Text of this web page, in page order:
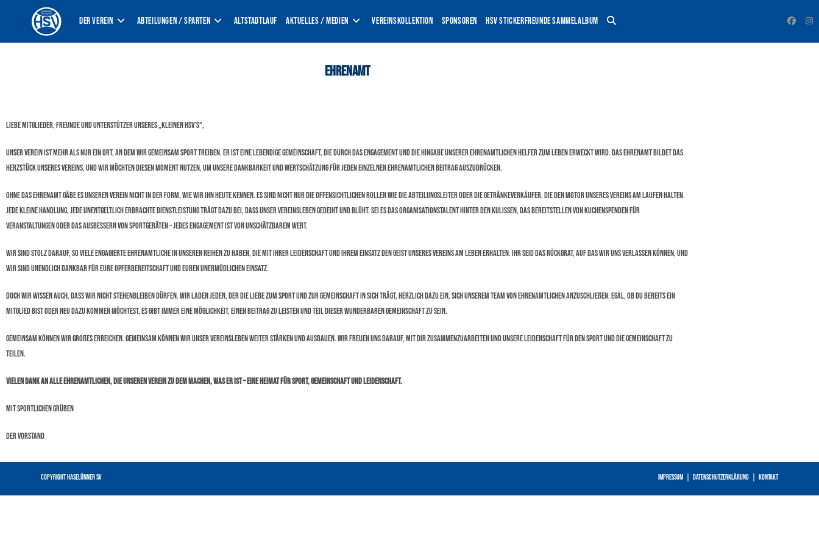
Der Verein Abteilungen / Sparten Altstadtlauf Aktuelles / Medien Vereinskollektion Sponsoren HSV Stickerfreunde Sammelalbum
Ehrenamt
Liebe Mitglieder, Freunde und Unterstützer unseres „kleinen HSV’s“,
Unser Verein ist mehr als nur ein Ort, an dem wir gemeinsam Sport treiben. Er ist eine lebendige Gemeinschaft, die durch das Engagement und die Hingabe unserer ehrenamtlichen Helfer zum Leben erweckt wird. Das Ehrenamt bildet das
Herzstück unseres Vereins, und wir möchten diesen Moment nutzen, um unsere Dankbarkeit und Wertschätzung für jeden einzelnen ehrenamtlichen Beitrag auszudrücken.
Ohne das Ehrenamt gäbe es unseren Verein nicht in der Form, wie wir ihn heute kennen. Es sind nicht nur die offensichtlichen Rollen wie die Abteilungsleiter oder die Getränkeverkäufer, die den Motor unseres Vereins am Laufen halten.
Jede kleine Handlung, jede unentgeltlich erbrachte Dienstleistung trägt dazu bei, dass unser Vereinsleben gedeiht und blüht. Sei es das Organisationstalent hinter den Kulissen, das Bereitstellen von Kuchenspenden für
Veranstaltungen oder das Ausbessern von Sportgeräten – jedes Engagement ist von unschätzbarem Wert.
Wir sind stolz darauf, so viele engagierte Ehrenamtliche in unseren Reihen zu haben, die mit ihrer Leidenschaft und ihrem Einsatz den Geist unseres Vereins am Leben erhalten. Ihr seid das Rückgrat, auf das wir uns verlassen können, und
wir sind unendlich dankbar für eure Opferbereitschaft und euren unermüdlichen Einsatz.
Doch wir wissen auch, dass wir nicht stehenbleiben dürfen. Wir laden jeden, der die Liebe zum Sport und zur Gemeinschaft in sich trägt, herzlich dazu ein, sich unserem Team von Ehrenamtlichen anzuschließen. Egal, ob du bereits ein
Mitglied bist oder neu dazu kommen möchtest, es gibt immer eine Möglichkeit, einen Beitrag zu leisten und Teil dieser wunderbaren Gemeinschaft zu sein.
Gemeinsam können wir Großes erreichen. Gemeinsam können wir unser Vereinsleben weiter stärken und ausbauen. Wir freuen uns darauf, mit dir zusammenzuarbeiten und unsere Leidenschaft für den Sport und die Gemeinschaft zu
teilen.
Vielen Dank an alle Ehrenamtlichen, die unseren Verein zu dem machen, was er ist – eine Heimat für Sport, Gemeinschaft und Leidenschaft.
Mit sportlichen Grüßen
Der Vorstand
Impressum Datenschutzerklärung Kontakt
Copyright Haselünner SV